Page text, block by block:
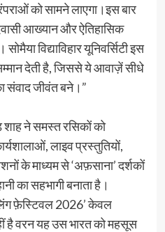
को सामने लाएगा।इस बार
आख्यान और ऐतिहासिक
विद्याविहार यूनिवर्सिटी इस
देती है, जिससे ये आवाज़ें सीधे
जीवंत बने।”
शाह ने समस्त रसिकों को
लाइव प्रस्तुतियों,
के माध्यम से ‘अफ़साना’ दर्शकों
का सहभागी बनाता है।
फ़ेस्टिवल 2026’ केवल
है वरन यह उस भारत को महसूस